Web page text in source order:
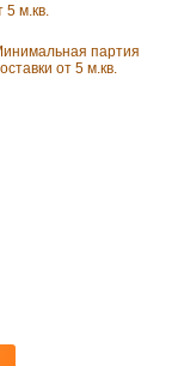
м.кв.
партия
от 5 м.кв.